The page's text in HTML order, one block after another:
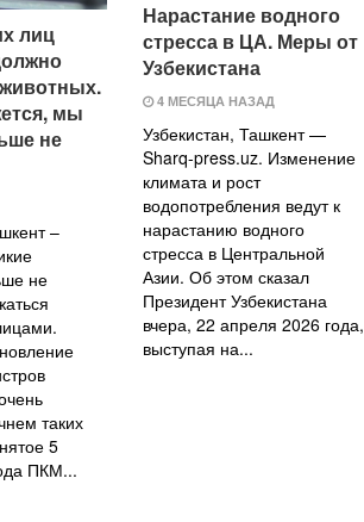
лиц
мы
не
–
не
таких
5
ПКМ...
Нарастание водного
стресса в ЦА. Меры от
Узбекистана
4 МЕСЯЦА НАЗАД
Узбекистан, Ташкент —
Sharq-press.uz. Изменение
климата и рост
водопотребления ведут к
нарастанию водного
стресса в Центральной
Азии. Об этом сказал
Президент Узбекистана
вчера, 22 апреля 2026 года,
выступая на...